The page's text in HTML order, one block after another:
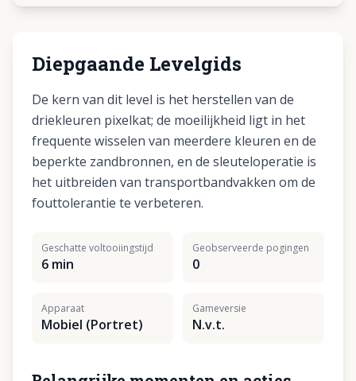
Diepgaande Levelgids
De kern van dit level is het herstellen van de
driekleuren pixelkat; de moeilijkheid ligt in het
frequente wisselen van meerdere kleuren en de
beperkte zandbronnen, en de sleuteloperatie is
het uitbreiden van transportbandvakken om de
fouttolerantie te verbeteren.
Geschatte voltooiingstijd
6 min
Geobserveerde pogingen
0
Apparaat
Mobiel (Portret)
Gameversie
N.v.t.